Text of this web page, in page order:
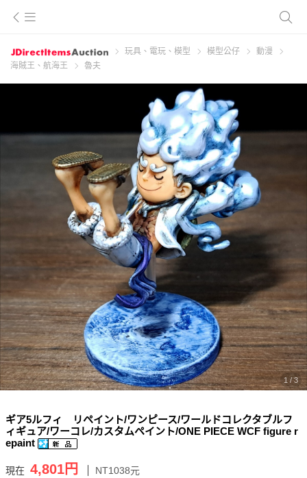
玩具、電玩、模型 模型公仔
動漫
海賊王、航海王
魯夫
1 / 3
ギア5ルフィ リペイント/ワンピース/ワールドコレクタブルフ
ィギュア/ワーコレ/カスタムペイント/ONE PIECE WCF figure r
epaint
現在 4,801円 NT1038元